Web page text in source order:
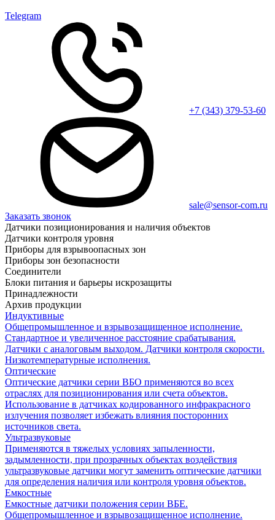
Telegram
+7 (343) 379-53-60
sale@sensor-com.ru
Заказать звонок
Датчики позиционирования и наличия объектов
Датчики контроля уровня
Приборы для взрывоопасных зон
Приборы зон безопасности
Соединители
Блоки питания и барьеры искрозащиты
Принадлежности
Архив продукции
Индуктивные
Общепромышленное и взрывозащищенное исполнение.
Стандартное и увеличенное расстояние срабатывания.
Датчики с аналоговым выходом. Датчики контроля скорости.
Низкотемпературные исполнения.
Оптические
Оптические датчики серии ВБО применяются во всех
отраслях для позиционирования или счета объектов.
Использование в датчиках кодированного инфракрасного
излучения позволяет избежать влияния посторонних
источников света.
Ультразвуковые
Применяются в тяжелых условиях запыленности,
задымленности, при прозрачных объектах воздействия
ультразвуковые датчики могут заменить оптические датчики
для определения наличия или контроля уровня объектов.
Емкостные
Емкостные датчики положения серии ВБЕ.
Общепромышленное и взрывозащищенное исполнение.